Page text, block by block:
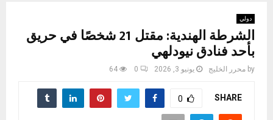
دولي
الشرطة الهندية: مقتل 21 شخصًا في حريق
بأحد فنادق نيودلهي
by محرر الخليج يونيو 3, 2026 0
64
SHARE
0